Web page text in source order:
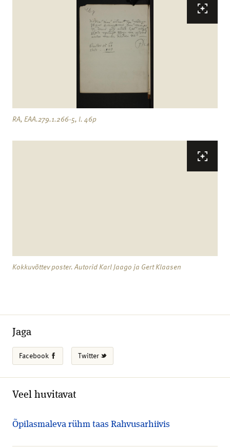
RA, EAA.279.1.266-5, l. 46p
Kokkuvõttev poster. Autorid Karl Jaago ja Gert Klaasen
Jaga
Facebook Twitter
Veel huvitavat
Õpilasmaleva rühm taas Rahvusarhiivis